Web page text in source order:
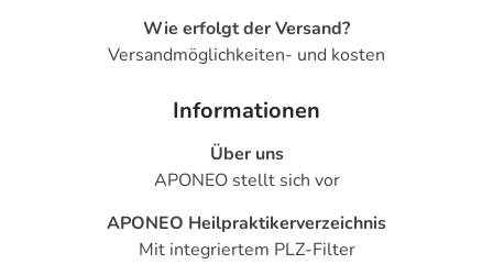
Wie erfolgt der Versand?
Versandmöglichkeiten- und kosten
Informationen
Über uns
APONEO stellt sich vor
APONEO Heilpraktikerverzeichnis
Mit integriertem PLZ-Filter